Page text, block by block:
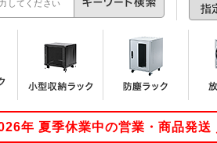
年 夏季休業中の営業・商品発